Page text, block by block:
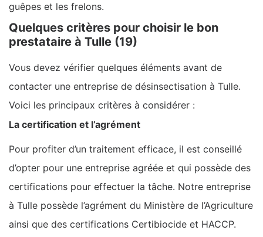
guêpes et les frelons.
Quelques critères pour choisir le bon
prestataire à Tulle (19)
Vous devez vérifier quelques éléments avant de
contacter une entreprise de désinsectisation à Tulle.
Voici les principaux critères à considérer :
La certification et l’agrément
Pour profiter d’un traitement efficace, il est conseillé
d’opter pour une entreprise agréée et qui possède des
certifications pour effectuer la tâche. Notre entreprise
à Tulle possède l’agrément du Ministère de l’Agriculture
ainsi que des certifications Certibiocide et HACCP.